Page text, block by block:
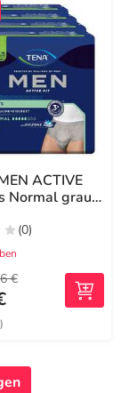
ACTIVE
Normal grau
(0)
€